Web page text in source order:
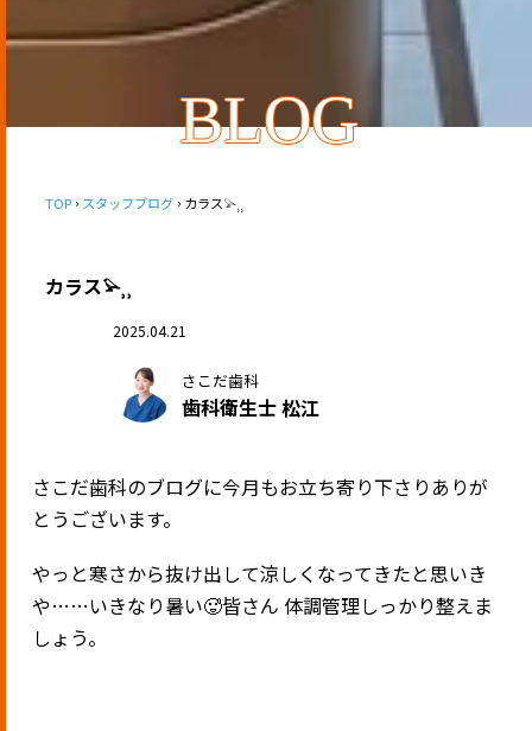
BLOG
TOP スタッフブログ カラス𓅫⸒⸒
カラス𓅫⸒⸒
2025.04.21
さこだ歯科
歯科衛生士 松江
さこだ歯科のブログに今月もお立ち寄り下さりありが
とうございます。
やっと寒さから抜け出して涼しくなってきたと思いき
や……いきなり暑い🥵皆さん 体調管理しっかり整えま
しょう。